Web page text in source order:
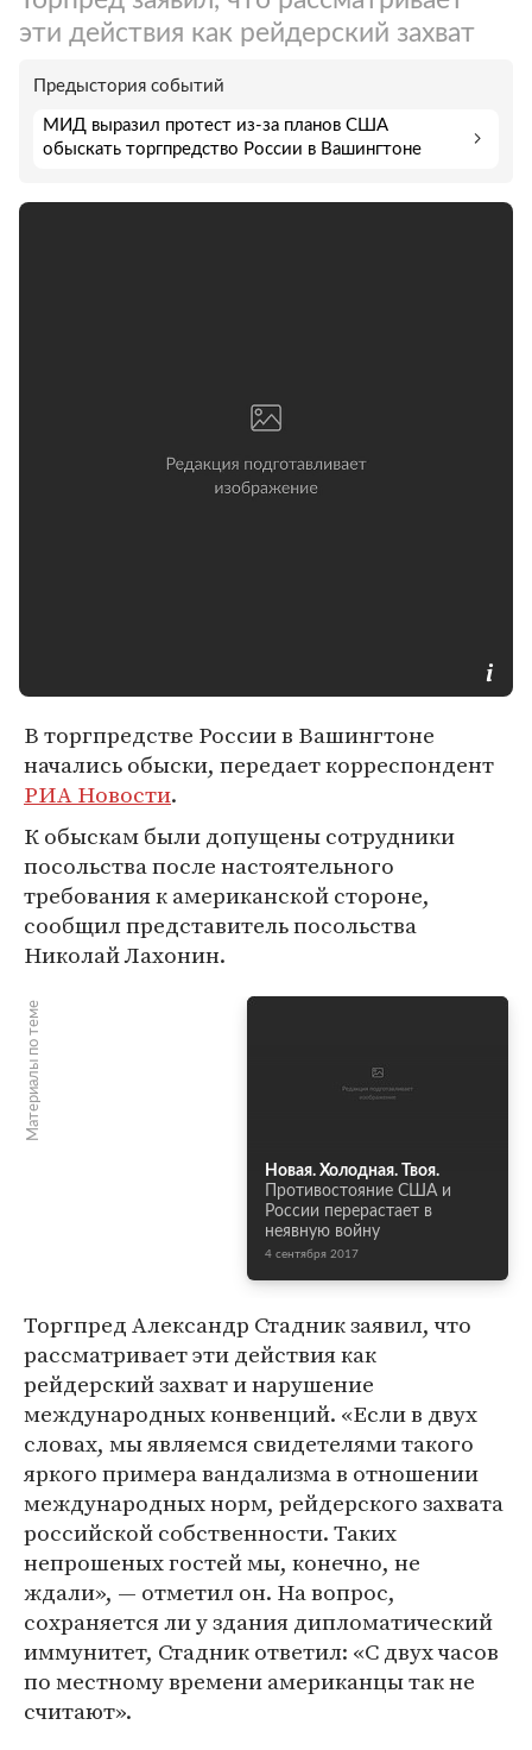
эти действия как рейдерский захват
Предыстория событий
МИД выразил протест из-за планов США
обыскать торгпредство России в Вашингтоне
В торгпредстве России в Вашингтоне
начались обыски, передает корреспондент
РИА Новости.
К обыскам были допущены сотрудники
посольства после настоятельного
требования к американской стороне,
сообщил представитель посольства
Николай Лахонин.
Материалы по теме
Новая. Холодная. Твоя.
Противостояние США и
России перерастает в
неявную войну
4 сентября 2017
Торгпред Александр Стадник заявил, что
рассматривает эти действия как
рейдерский захват и нарушение
международных конвенций. «Если в двух
словах, мы являемся свидетелями такого
яркого примера вандализма в отношении
международных норм, рейдерского захвата
российской собственности. Таких
непрошеных гостей мы, конечно, не
ждали», — отметил он. На вопрос,
сохраняется ли у здания дипломатический
иммунитет, Стадник ответил: «С двух часов
по местному времени американцы так не
считают».